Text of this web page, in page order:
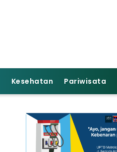
Kesehatan Pariwisata